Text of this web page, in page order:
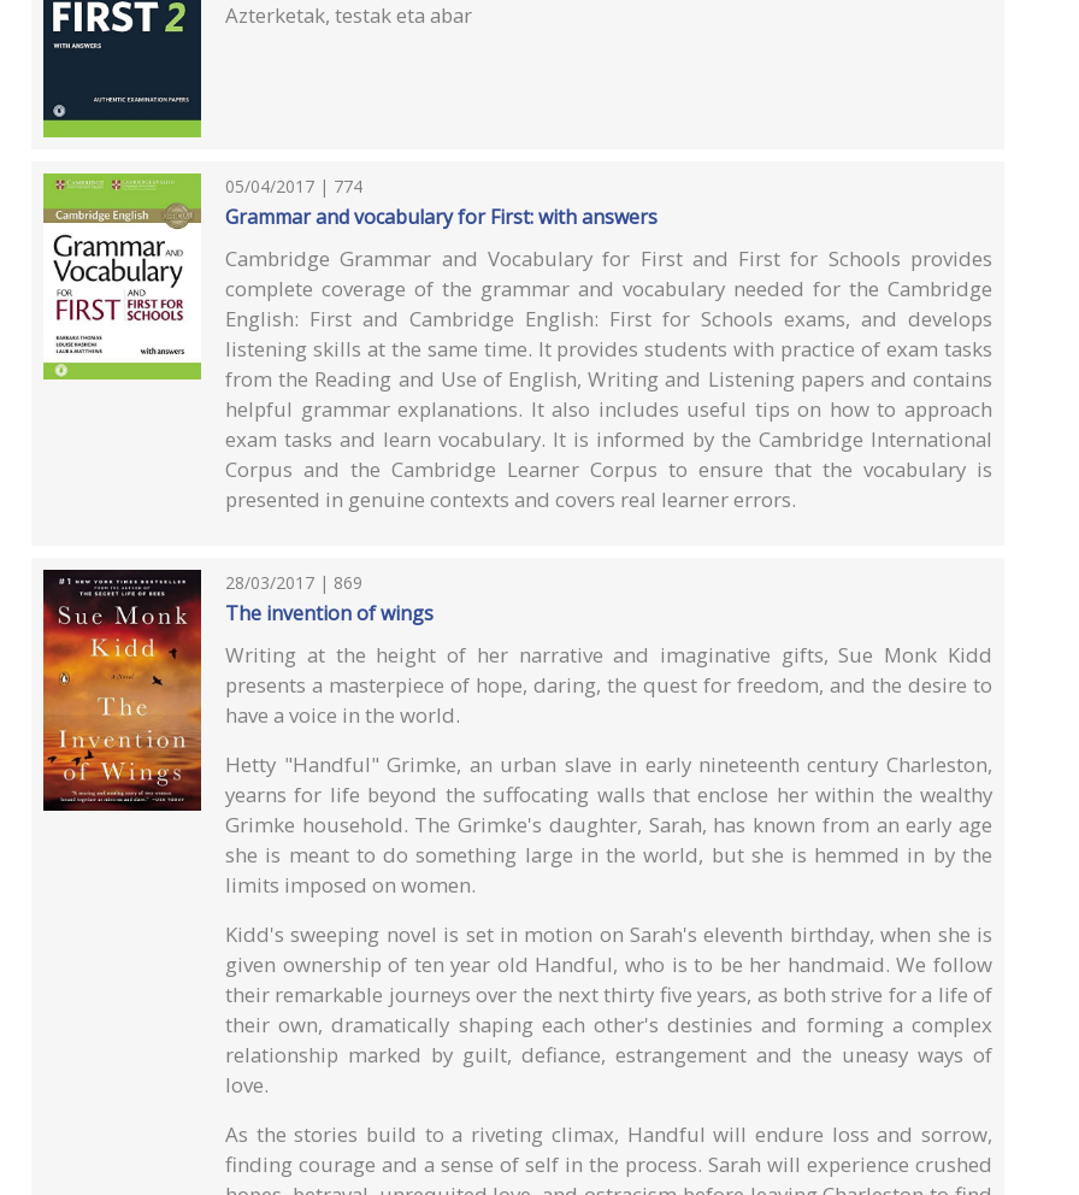
Azterketak, testak eta abar
05/04/2017 | 774
Grammar and vocabulary for First: with answers
Cambridge Grammar and Vocabulary for First and First for Schools provides
complete coverage of the grammar and vocabulary needed for the Cambridge
English: First and Cambridge English: First for Schools exams, and develops
listening skills at the same time. It provides students with practice of exam tasks
from the Reading and Use of English, Writing and Listening papers and contains
helpful grammar explanations. It also includes useful tips on how to approach
exam tasks and learn vocabulary. It is informed by the Cambridge International
Corpus and the Cambridge Learner Corpus to ensure that the vocabulary is
presented in genuine contexts and covers real learner errors.
28/03/2017 | 869
The invention of wings
Writing at the height of her narrative and imaginative gifts, Sue Monk Kidd
presents a masterpiece of hope, daring, the quest for freedom, and the desire to
have a voice in the world.
Hetty "Handful" Grimke, an urban slave in early nineteenth century Charleston,
yearns for life beyond the suffocating walls that enclose her within the wealthy
Grimke household. The Grimke's daughter, Sarah, has known from an early age
she is meant to do something large in the world, but she is hemmed in by the
limits imposed on women.
Kidd's sweeping novel is set in motion on Sarah's eleventh birthday, when she is
given ownership of ten year old Handful, who is to be her handmaid. We follow
their remarkable journeys over the next thirty five years, as both strive for a life of
their own, dramatically shaping each other's destinies and forming a complex
relationship marked by guilt, defiance, estrangement and the uneasy ways of
love.
As the stories build to a riveting climax, Handful will endure loss and sorrow,
finding courage and a sense of self in the process. Sarah will experience crushed